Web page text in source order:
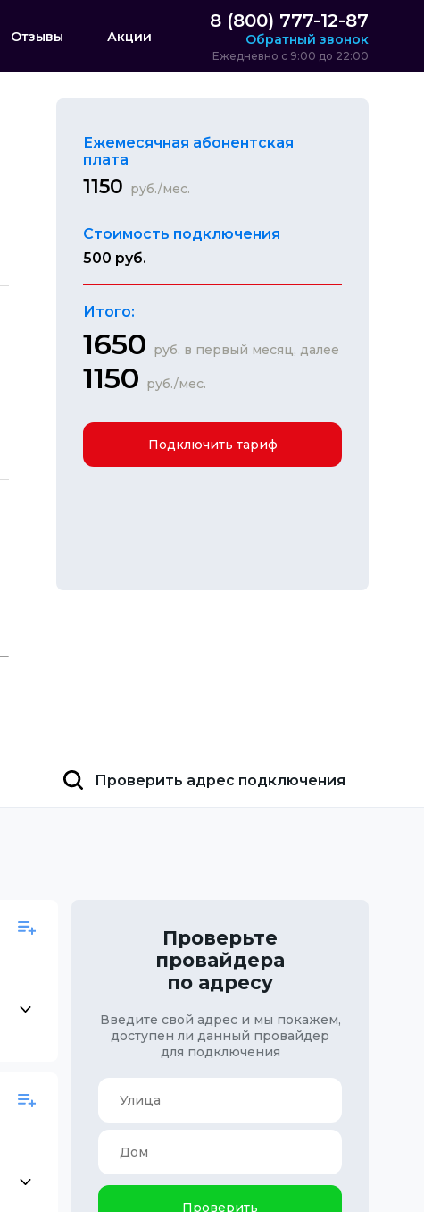
Отзывы Акции
8 (800) 777-12-87
Обратный звонок
Ежедневно с 9:00 до 22:00
Ежемесячная абонентская
плата
1150 руб./мес.
Стоимость подключения
500 руб.
Итого:
1650 руб. в первый месяц, далее
1150 руб./мес.
Подключить тариф
Проверить адрес подключения
Проверьте
провайдера
по адресу
Введите свой адрес и мы покажем,
доступен ли данный провайдер
для подключения
Проверить